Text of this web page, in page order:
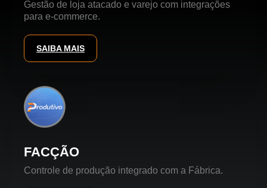
Gestão de loja atacado e varejo com integrações
para e-commerce.
SAIBA MAIS
FACÇÃO
Controle de produção integrado com a Fábrica.